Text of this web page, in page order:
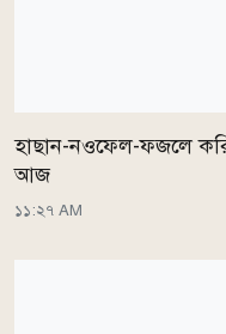
হাছান-নওফেল-ফজলে
আজ
১১:২৭ AM